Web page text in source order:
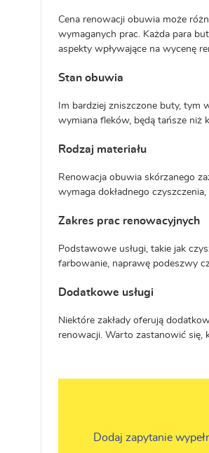
Cena renowacji obuwia może
wymaganych prac. Każda para
aspekty wpływające na wycenę
Stan obuwia
Im bardziej zniszczone buty, tym
wymiana fleków, będą tańsze niż
Rodzaj materiału
Renowacja obuwia skórzanego
wymaga dokładnego
Zakres prac renowacyjnych
Podstawowe usługi, takie jak
farbowanie, naprawę podeszwy
Dodatkowe usługi
Niektóre zakłady oferują
renowacji. Warto zastanowić się,
Dodaj zapytanie